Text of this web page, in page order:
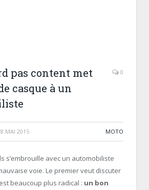
pas content met
casque à un
0
MAI 2015 MOTO
s’embrouille avec un automobiliste
voie. Le premier veut discuter
beaucoup plus radical : un bon